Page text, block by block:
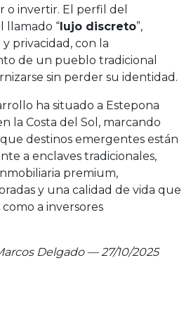
o invertir. El perfil del
llamado “lujo discreto”,
privacidad, con la
de un pueblo tradicional
sin perder su identidad.
ha situado a Estepona
la Costa del Sol, marcando
destinos emergentes están
a enclaves tradicionales,
premium,
y una calidad de vida que
a inversores
Delgado — 27/10/2025